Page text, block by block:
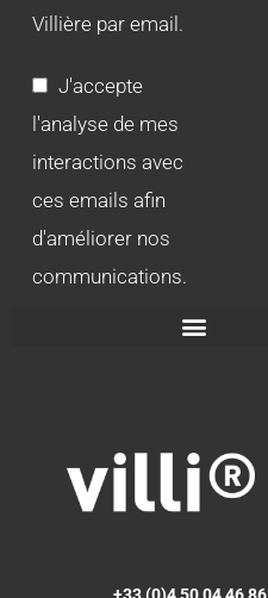
Villière par email.
J'accepte
l'analyse de mes
interactions avec
ces emails afin
d'améliorer nos
communications.